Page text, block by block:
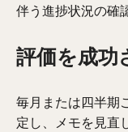
伴う進捗状況の確
評価を成功
毎月または四半期
定し、メモを見直